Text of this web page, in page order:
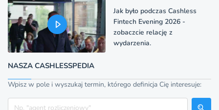
Jak było podczas Cashless
Fintech Evening 2026 -
zobaczcie relację z
wydarzenia.
NASZA CASHLESSPEDIA
Wpisz w pole i wyszukaj termin, którego definicja Cię interesuje:
Szukaj